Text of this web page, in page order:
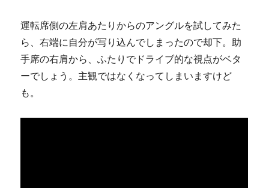
運転席側の左肩あたりからのアングルを試してみた
ら、右端に自分が写り込んでしまったので却下。助
手席の右肩から、ふたりでドライブ的な視点がベタ
ーでしょう。主観ではなくなってしまいますけど
も。